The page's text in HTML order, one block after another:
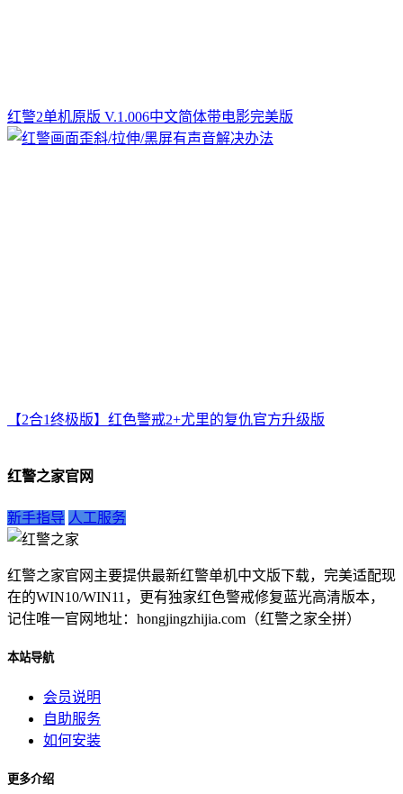
红警2单机原版 V.1.006中文简体带电影完美版
【2合1终极版】红色警戒2+尤里的复仇官方升级版
红警之家官网
新手指导 人工服务
红警之家官网主要提供最新红警单机中文版下载，完美适配现
在的WIN10/WIN11，更有独家红色警戒修复蓝光高清版本，
记住唯一官网地址：hongjingzhijia.com（红警之家全拼）
本站导航
会员说明
自助服务
如何安装
更多介绍